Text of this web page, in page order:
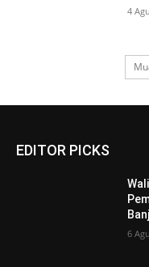
4
EDITOR PICKS
6